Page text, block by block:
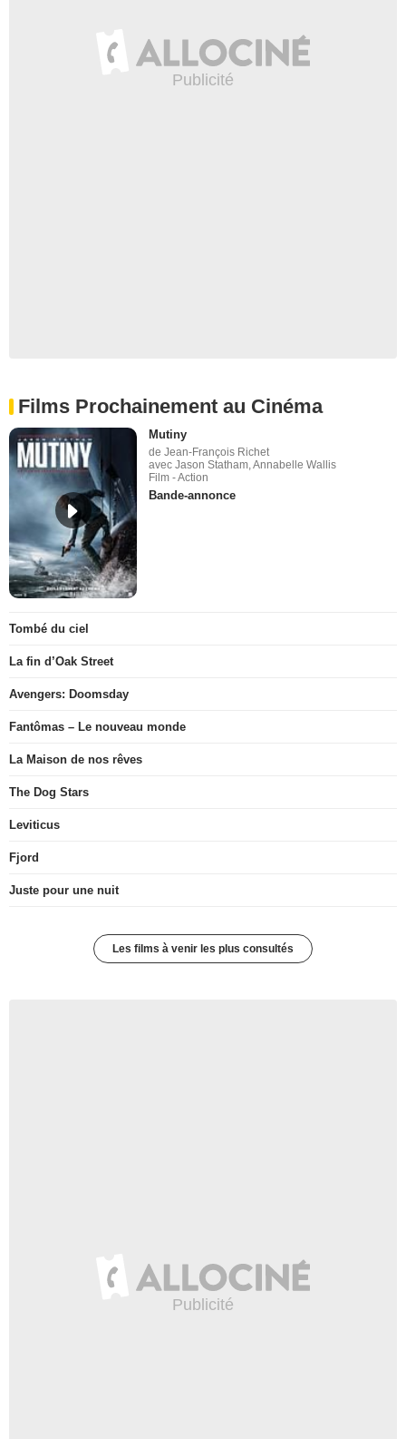
Films Prochainement au Cinéma
Mutiny
de Jean-François Richet
avec Jason Statham, Annabelle Wallis
Film - Action
Bande-annonce
Tombé du ciel
La fin d’Oak Street
Avengers: Doomsday
Fantômas – Le nouveau monde
La Maison de nos rêves
The Dog Stars
Leviticus
Fjord
Juste pour une nuit
Les films à venir les plus consultés